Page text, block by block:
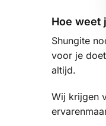
Hoe weet
Shungite
voor je
altijd.
Wij krijgen